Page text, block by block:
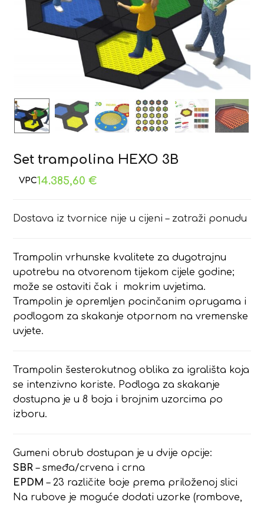
Set trampolina HEXO 3B
14.385,60€
Dostava iz tvornice nije u cijeni – zatraži ponudu
Trampolin vrhunske kvalitete za dugotrajnu
upotrebu na otvorenom tijekom cijele godine;
može se ostaviti čak i mokrim uvjetima.
Trampolin je opremljen pocinčanim oprugama i
podlogom za skakanje otpornom na vremenske
uvjete.
Trampolin šesterokutnog oblika za igrališta koja
se intenzivno koriste. Podloga za skakanje
dostupna je u 8 boja i brojnim uzorcima po
izboru.
Gumeni obrub dostupan je u dvije opcije:
SBR – smeđa/crvena i crna
EPDM – 23 različite boje prema priloženoj slici
Na rubove je moguće dodati uzorke (rombove,